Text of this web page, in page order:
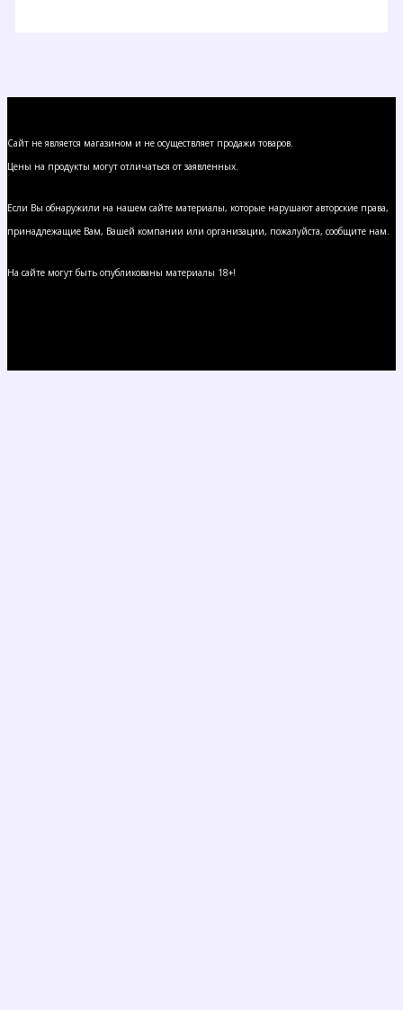
Сайт не является магазином и не осуществляет продажи товаров.
Цены на продукты могут отличаться от заявленных.
Если Вы обнаружили на нашем сайте материалы, которые нарушают авторские права,
принадлежащие Вам, Вашей компании или организации, пожалуйста, сообщите нам.
На сайте могут быть опубликованы материалы 18+!